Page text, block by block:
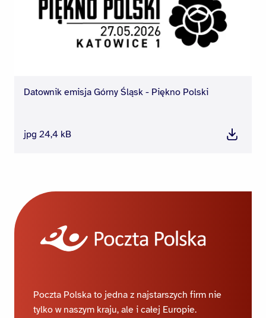
Datownik emisja Górny Śląsk - Piękno Polski
jpg 24,4 kB
Pobierz
Poczta Polska to jedna z najstarszych firm nie
tylko w naszym kraju, ale i całej Europie.